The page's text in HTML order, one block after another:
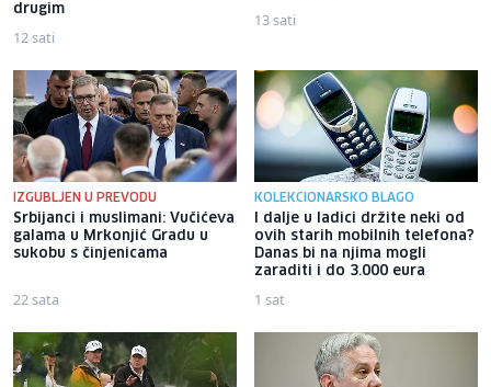
drugim
12 sati
13 sati
IZGUBLJEN U PREVODU
Srbijanci i muslimani: Vučićeva
galama u Mrkonjić Gradu u
sukobu s činjenicama
22 sata
KOLEKCIONARSKO BLAGO
I dalje u ladici držite neki od
ovih starih mobilnih telefona?
Danas bi na njima mogli
zaraditi i do 3.000 eura
1 sat